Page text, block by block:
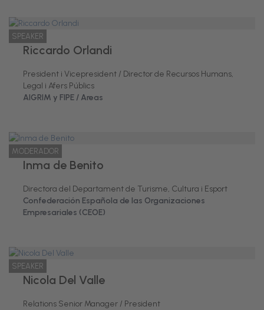
SPEAKER
Riccardo Orlandi
President i Vicepresident / Director de Recursos Humans,
Legal i Afers Públics
AIGRIM y FIPE / Areas
MODERADOR
Inma de Benito
Directora del Departament de Turisme, Cultura i Esport
Confederación Española de las Organizaciones
Empresariales (CEOE)
SPEAKER
Nicola Del Valle
Relations Senior Manager / President